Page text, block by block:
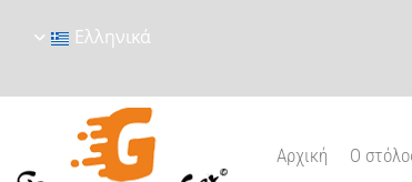
Ελληνικά
Αρχική Ο